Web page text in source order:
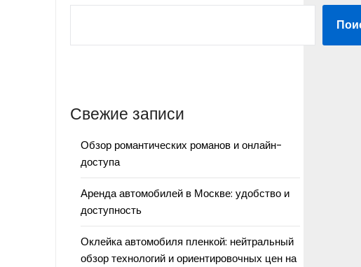
Свежие записи
Обзор романтических романов и онлайн-
доступа
Аренда автомобилей в Москве: удобство и
доступность
Оклейка автомобиля пленкой: нейтральный
обзор технологий и ориентировочных цен на